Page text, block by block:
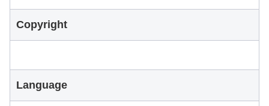
Copyright
Language